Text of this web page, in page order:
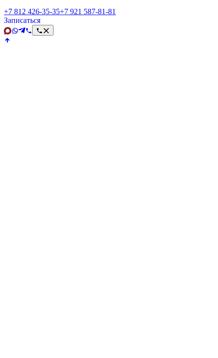
+7 812 426‑35‑35+7 921 587‑81‑81
Записаться